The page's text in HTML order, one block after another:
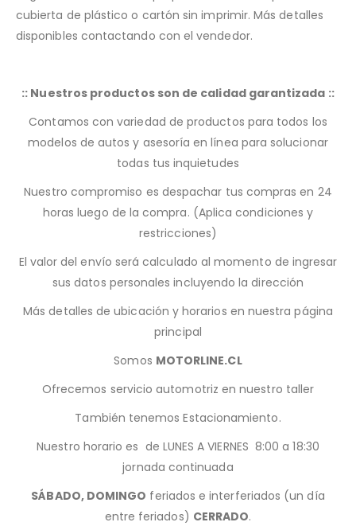
cubierta de plástico o cartón sin imprimir. Más detalles
disponibles contactando con el vendedor.
:: Nuestros productos son de calidad garantizada ::
Contamos con variedad de productos para todos los
modelos de autos y asesoría en línea para solucionar
todas tus inquietudes
Nuestro compromiso es despachar tus compras en 24
horas luego de la compra. (Aplica condiciones y
restricciones)
El valor del envío será calculado al momento de ingresar
sus datos personales incluyendo la dirección
Más detalles de ubicación y horarios en nuestra página
principal
Somos MOTORLINE.CL
Ofrecemos servicio automotriz en nuestro taller
También tenemos Estacionamiento.
Nuestro horario es de LUNES A VIERNES 8:00 a 18:30
jornada continuada
SÁBADO, DOMINGO feriados e interferiados (un día
entre feriados) CERRADO.